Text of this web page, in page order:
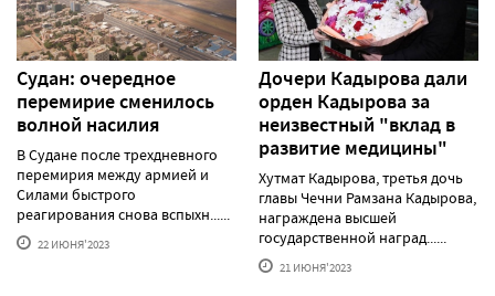
Судан: очередное
перемирие сменилось
волной насилия
В Судане после трехдневного
перемирия между армией и
Силами быстрого
реагирования снова вспыхн......
22 ИЮНЯ'2023
Дочери Кадырова дали
орден Кадырова за
неизвестный "вклад в
развитие медицины"
Хутмат Кадырова, третья дочь
главы Чечни Рамзана Кадырова,
награждена высшей
государственной наград......
21 ИЮНЯ'2023